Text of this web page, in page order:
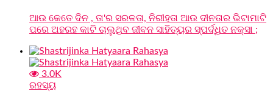
ଆଉ କେତେ ଦିନ , ତା'ର ସରଳତା, ନିରୀହତା ଆଉ ଦୀନତାର ଭିଟାମାଟି
ପରେ ଅହରହ କାଟି ଚାଲୁଥିବ ଜୀବନ ସାହିତ୍ୟର ସ୍ପର୍ଦ୍ଧିତ ନକ୍ସା ;
3.0K
ରହସ୍ୟ